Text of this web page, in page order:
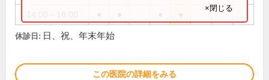
×閉じる
休診日: 日、祝、年末年始
この医院の詳細をみる